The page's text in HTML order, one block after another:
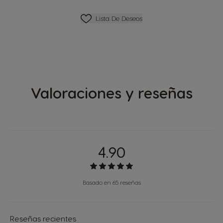
Lista De Deseos
Lista De Deseos
Valoraciones y reseñas
4.90
Basado en 65 reseñas
Reseñas recientes